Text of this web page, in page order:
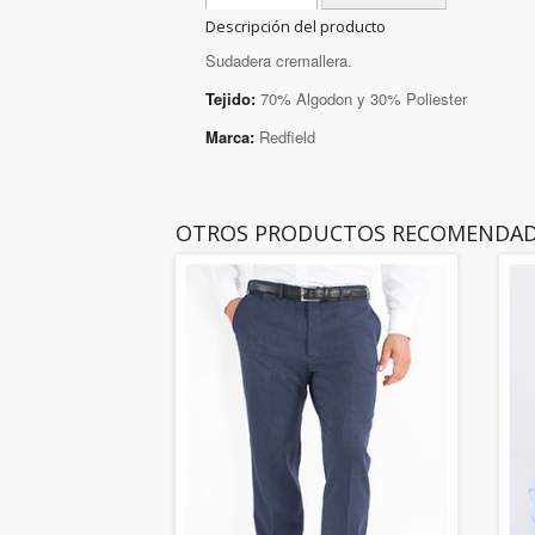
Descripción del producto
Sudadera cremallera.
Tejido: 70% Algodon y 30% Poliester
Marca: Redfield
OTROS PRODUCTOS